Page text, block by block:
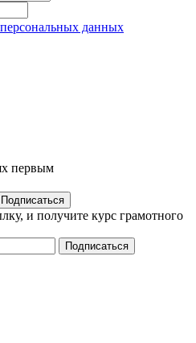
данных
первым
и получите курс грамотного